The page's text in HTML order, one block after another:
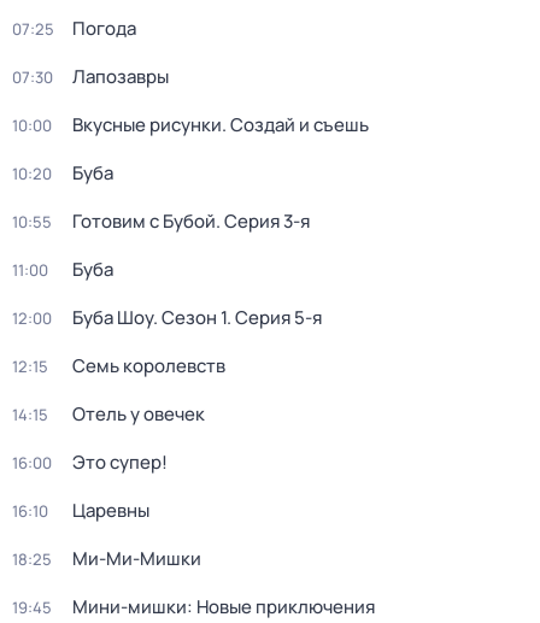
07:25 Погода
07:30 Лапозавры
10:00 Вкусные рисунки. Создай и съешь
10:20 Буба
10:55 Готовим с Бубой. Серия 3-я
11:00 Буба
12:00 Буба Шоу. Сезон 1. Серия 5-я
12:15 Семь королевств
14:15 Отель у овечек
16:00 Это супер!
16:10 Царевны
18:25 Ми-Ми-Мишки
19:45 Мини-мишки: Новые приключения